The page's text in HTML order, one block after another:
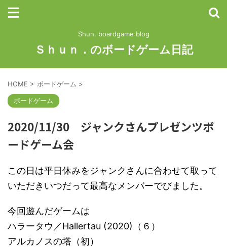
Shun. boardgame blog
Ｓｈｕｎ．のボードゲーム日記
HOME > ボードゲーム >
ボードゲーム
2020/11/30 ジャンクさんプレゼンツボ
ードゲーム会
この日は平日休みをジャンクさんに合わせて取って
いただきいつだって最高なメンバーでびました。
今回遊んだゲームは
ハラータウ／Hallertau (2020)（６）
アルカノスの塔（初）